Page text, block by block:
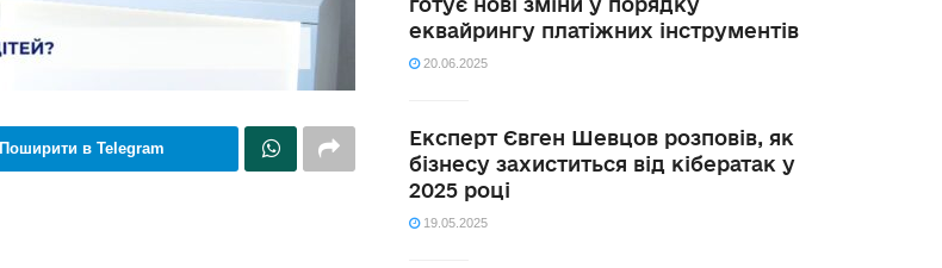
Поширити в Telegram
еквайрингу платіжних інструментів
20.06.2025
Експерт Євген Шевцов розповів, як
бізнесу захиститься від кібератак у
2025 році
19.05.2025